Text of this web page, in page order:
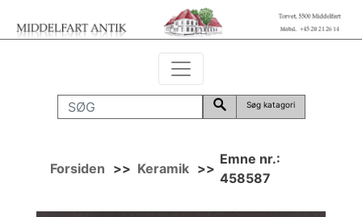
Søg katagori
Forsiden >> Keramik >>
Emne nr.:
458587